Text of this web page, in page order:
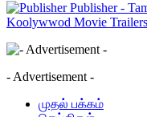
Publisher -
Koolywwod Movie Trailers
- Advertisement -
முதல் பக்கம்